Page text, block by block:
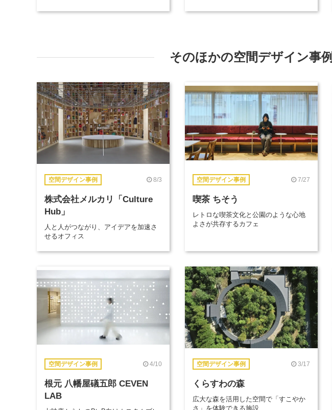
そのほかの空間デザイン事例
空間デザイン事例 8/3
株式会社メルカリ「Culture
Hub」
人と人がつながり、アイデアを加速さ
せるオフィス
空間デザイン事例 7/27
喫茶 ちそう
レトロな喫茶文化と公園のような心地
よさが共存するカフェ
空間デザイン事例 4/10
根元 八幡屋礒五郎 CEVEN
LAB
空間デザイン事例 3/17
くらすわの森
広大な森を活用した空間で「すこやか
さ」を体験できる施設